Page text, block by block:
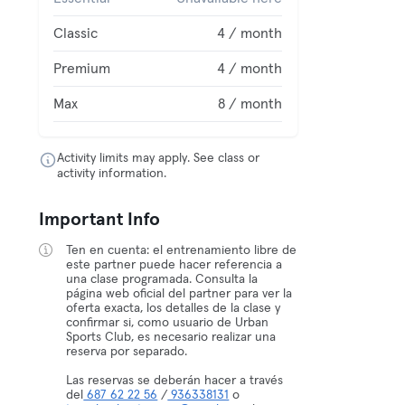
Classic 4 / month
Premium 4 / month
Max 8 / month
Activity limits may apply. See class or
activity information.
Important Info
Ten en cuenta: el entrenamiento libre de
este partner puede hacer referencia a
una clase programada. Consulta la
página web oficial del partner para ver la
oferta exacta, los detalles de la clase y
confirmar si, como usuario de Urban
Sports Club, es necesario realizar una
reserva por separado.
Las reservas se deberán hacer a través
del 687 62 22 56 / 936338131 o